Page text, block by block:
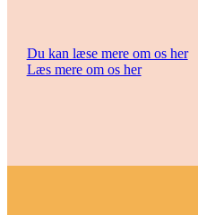
Du kan læse mere om os her
Læs mere om os her